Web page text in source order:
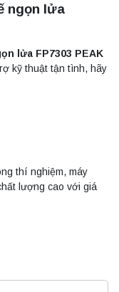
ngọn lửa
lửa FP7303 PEAK
kỹ thuật tận tình, hãy
thí nghiệm, máy
lượng cao với giá